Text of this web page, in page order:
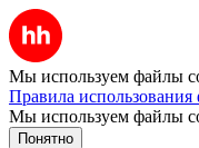
Мы используем файлы
Правила
Мы используем файлы
Понятно